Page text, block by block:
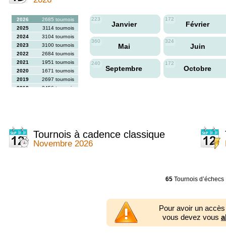
2026
2685 tournois
2025
3114 tournois
2024
3104 tournois
2023
3100 tournois
2022
2684 tournois
2021
1951 tournois
2020
1671 tournois
2019
2697 tournois
2018
2456 tournois
2013
2353 tournois
2012
2556 tournois
2011
2671 tournois
223
Janvier
172
Février
360
Mai
324
Juin
240
Septembre
172
Octobre
Tournois à cadence classique
Novembre 2026
65 Tournois d’échecs
Pour avoir un
vous devez vous